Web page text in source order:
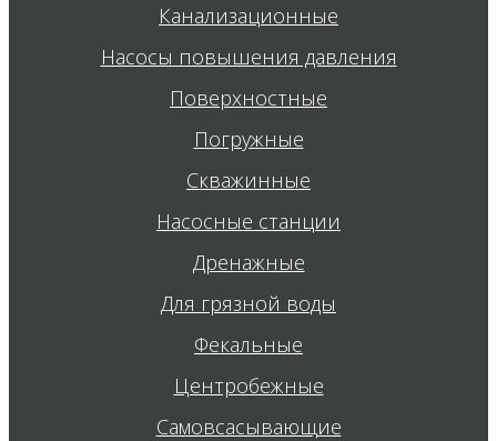
Канализационные
Насосы повышения давления
Поверхностные
Погружные
Скважинные
Насосные станции
Дренажные
Для грязной воды
Фекальные
Центробежные
Самовсасывающие